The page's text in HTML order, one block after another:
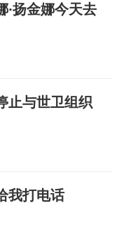
·扬金娜今天去
止与世卫组织
我打电话